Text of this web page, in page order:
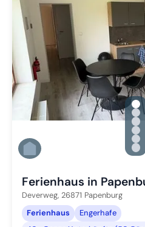
Ferienhaus in
Deverweg, 26871 Papenburg
Ferienhaus
Engerhafe